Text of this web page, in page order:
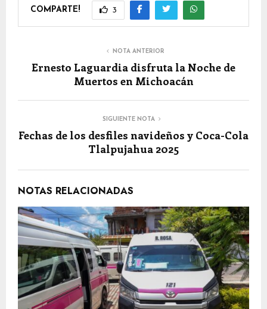
COMPARTE! 3
NOTA ANTERIOR
Ernesto Laguardia disfruta la Noche de
Muertos en Michoacán
SIGUIENTE NOTA
Fechas de los desfiles navideños y Coca-Cola
Tlalpujahua 2025
NOTAS RELACIONADAS